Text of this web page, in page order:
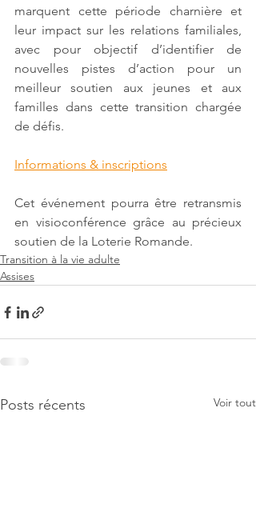
marquent cette période charnière et
leur impact sur les relations familiales,
avec pour objectif d’identifier de
nouvelles pistes d’action pour un
meilleur soutien aux jeunes et aux
familles dans cette transition chargée
de défis.
Informations & inscriptions
Cet événement pourra être retransmis
en visioconférence grâce au précieux
soutien de la Loterie Romande.
Transition à la vie adulte
Assises
Posts récents Voir tout